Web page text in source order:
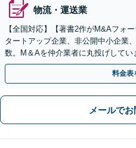
物流・運送業
【全国対応】【著書2作がM&Aフォ
タートアップ企業、非公開中小企業
数。M＆Aを仲介業者に丸投げして
や契約書作成・交渉はお任せくださ
料金表
メールで